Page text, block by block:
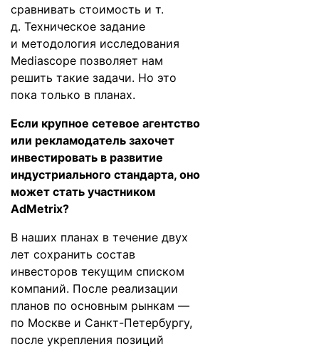
сравнивать стоимость и т.
д. Техническое задание
и методология исследования
Mediascope позволяет нам
решить такие задачи. Но это
пока только в планах.
Если крупное сетевое агентство
или рекламодатель захочет
инвестировать в развитие
индустриального стандарта, оно
может стать участником
AdMetrix?
В наших планах в течение двух
лет сохранить состав
инвесторов текущим списком
компаний. После реализации
планов по основным рынкам —
по Москве и Санкт-Петербургу,
после укрепления позиций